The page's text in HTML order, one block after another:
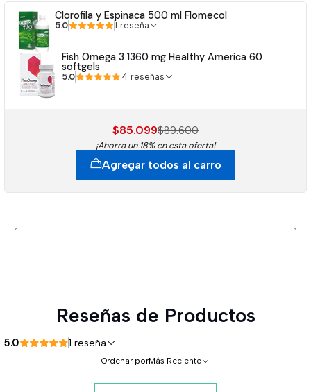
Clorofila y Espinaca 500 ml Flomecol
5.0 1 reseña
Fish Omega 3 1360 mg Healthy America 60
softgels
5.0 4 reseñas
$85.099$89.600
¡Ahorra un 18% en esta oferta!
Agregar todos al carro
Reseñas de Productos
5.0 1 reseña
Ordenar porMás Reciente